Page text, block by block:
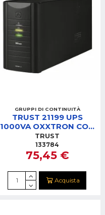
GRUPPI DI CONTINUITÀ
TRUST 21199 UPS
1000VA OXXTRON CON
DUE PRESE STANDARD
TRUST
133784
75,45 €
Acquista